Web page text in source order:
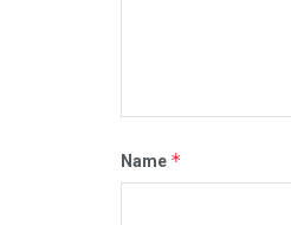
Name *